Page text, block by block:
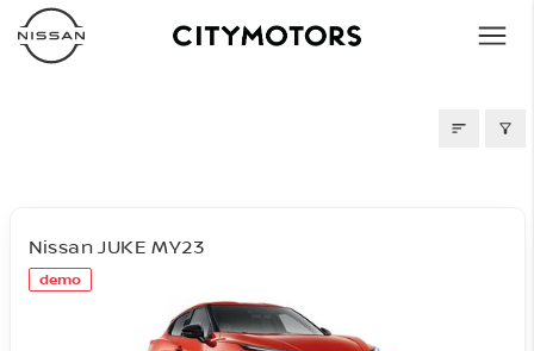
demo
Nissan JUKE MY23